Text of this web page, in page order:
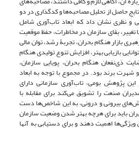
حاصل از تحلیل مصاحبه‌ها و کدگذاری در دو
و نظری نشان داد که ابعاد تاب‌آوری شامل
بقای سازمان در مخاطرات، حفظ موقعیت
بازار هنگام بحران، تجربۀ رشد، توان مالی
بازیابی بهتر، افزایش تنوع تولیدی هنگام
ذی‌نفعان هنگام بحران، پویایی سازمان،
شهرت برند بود. در مجموع با توجه به ابعاد
پژوهشِ بومی، تاب‌آوری سازمانی دارای
صنعت را تشویق می‌کند برای مقابله با
بیرونی و درونی، به این شاخص‌ها دست
باید برای هرچه بهتر شدن وضعیت سازمان
ویژگی‌ها اهمیت دهند و برای دستیابی به آنها